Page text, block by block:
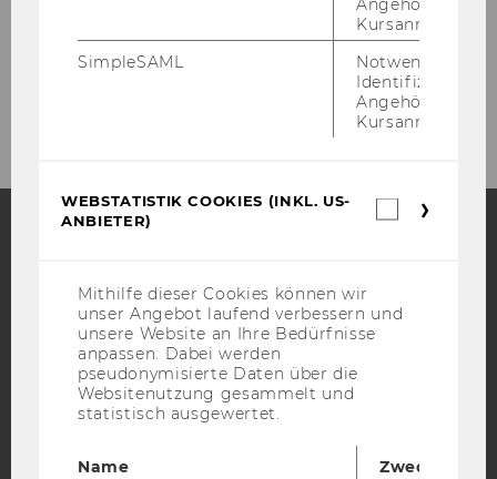
YouTube Newsletter
Angehörige/r für
Kursanmeldung.
SimpleSAML
Notwendig zur
Identifizierung
Angehörige/r für
Kursanmeldung.
WEBSTATISTIK COOKIES (INKL. US-
ANBIETER)
Mithilfe dieser Cookies können wir
unser Angebot laufend verbessern und
unsere Website an Ihre Bedürfnisse
anpassen. Dabei werden
pseudonymisierte Daten über die
Websitenutzung gesammelt und
statistisch ausgewertet.
Name
Zweck